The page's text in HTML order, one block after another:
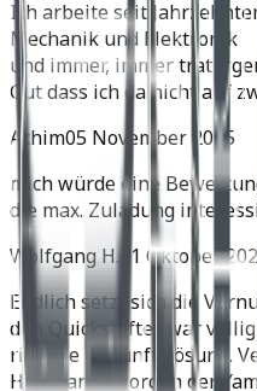
Ich arbeite seit
Mechanik und Elektronik
und immer, immer trat
Gut dass ich da nicht auf
Achim05 November 2025
mich würde eine
die max. Zuladung
Wolfgang H.31 Oktober
Endlich setzt sich die
den Quickshifter war
richtige Zukunftslösung.
Husqvarna Norden der